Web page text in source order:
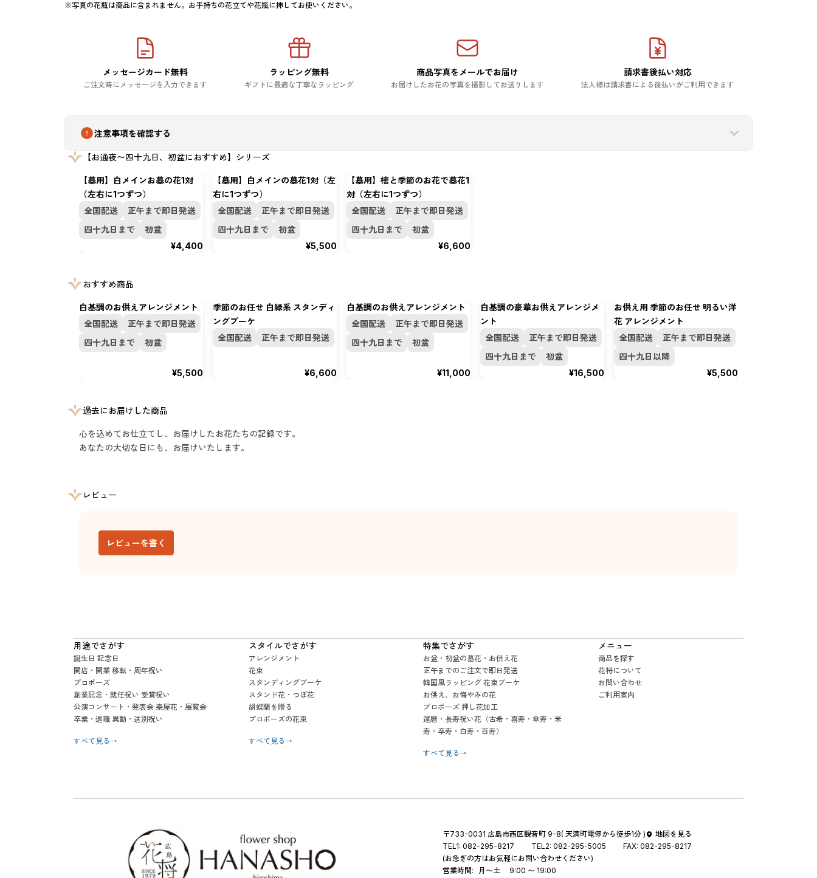
※写真の花瓶は商品に含まれません。お手持ちの花立てや花瓶に挿してお使いください。
メッセージカード無料
ご注文時にメッセージを入力できます
ラッピング無料
ギフトに最適な丁寧なラッピング
商品写真をメールでお届け
お届けしたお花の写真を撮影してお送りします
請求書後払い対応
法人様は請求書による後払いがご利用できます
注意事項を確認する
【お通夜〜四十九日、初盆におすすめ】シリーズ
【墓用】白メインお墓の花1対
（左右に1つずつ）
全国配送
正午まで即日発送
四十九日まで
初盆
¥4,400
【墓用】白メインの墓花1対（左
右に1つずつ）
全国配送
正午まで即日発送
四十九日まで
初盆
¥5,500
【墓用】樒と季節のお花で墓花1
対（左右に1つずつ）
全国配送
正午まで即日発送
四十九日まで
初盆
¥6,600
おすすめ商品
白基調のお供えアレンジメント
全国配送
正午まで即日発送
四十九日まで
初盆
¥5,500
季節のお任せ 白緑系 スタンディ
ングブーケ
全国配送
正午まで即日発送
¥6,600
白基調のお供えアレンジメント
全国配送
正午まで即日発送
四十九日まで
初盆
¥11,000
白基調の豪華お供えアレンジメ
ント
全国配送
正午まで即日発送
四十九日まで
初盆
¥16,500
お供え用 季節のお任せ 明るい洋
花 アレンジメント
全国配送
正午まで即日発送
四十九日以降
¥5,500
過去にお届けした商品
心を込めてお仕立てし、お届けしたお花たちの記録です。
あなたの大切な日にも、お届けいたします。
レビュー
レビューを書く
用途でさがす
誕生日 記念日
開店・開業 移転・周年祝い
プロポーズ
創業記念・就任祝い 受賞祝い
公演コンサート・発表会 楽屋花・展覧会
卒業・退職 異動・送別祝い
すべて見る →
スタイルでさがす
アレンジメント
花束
スタンディングブーケ
スタンド花・つぼ花
胡蝶蘭を贈る
プロポーズの花束
すべて見る →
特集でさがす
お盆・初盆の墓花・お供え花
正午までのご注文で即日発送
韓国風ラッピング 花束ブーケ
お供え、お悔やみの花
プロポーズ 押し花加工
還暦・長寿祝い花（古希・喜寿・傘寿・米
寿・卒寿・白寿・百寿）
すべて見る →
メニュー
商品を探す
花将について
お問い合わせ
ご利用案内
〒733-0031 広島市西区観音町 9-8( 天満町電停から徒歩1分 )
地図を見る
TEL1: 082-295-8217 TEL2: 082-295-5005 FAX: 082-295-8217
(お急ぎの方はお気軽にお問い合わせください)
営業時間:
月〜土 9:00 〜 19:00